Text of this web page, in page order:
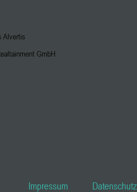
Alvertis
GmbH
Impressum Datenschutz